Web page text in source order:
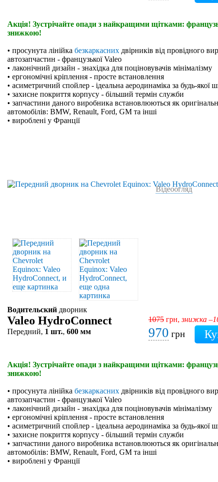
Акція! Зустрічайте опади з найкращими щітками:
знижкою!
• просунута лінійка безкаркасних двірників від провідного
автозапчастин - французької Valeo
• лаконічний дизайн - знахідка для поціновувачів мінімалізму
• ергономічні кріплення - просте встановлення
• асиметричний спойлер - ідеальна аеродинаміка за будь-якої
• захисне покриття корпусу - більший термін служби
• запчастини даного виробника встановлюються як
автомобілів: BMW, Renault, Ford, GM та інші
• вироблені у Франції
Відеоогляд
Водительский дворник
Valeo HydroConnect
Передний, 1 шт., 600 мм
1075 грн,знижка
970 грн
Акція! Зустрічайте опади з найкращими щітками:
знижкою!
• просунута лінійка безкаркасних двірників від провідного
автозапчастин - французької Valeo
• лаконічний дизайн - знахідка для поціновувачів мінімалізму
• ергономічні кріплення - просте встановлення
• асиметричний спойлер - ідеальна аеродинаміка за будь-якої
• захисне покриття корпусу - більший термін служби
• запчастини даного виробника встановлюються як
автомобілів: BMW, Renault, Ford, GM та інші
• вироблені у Франції